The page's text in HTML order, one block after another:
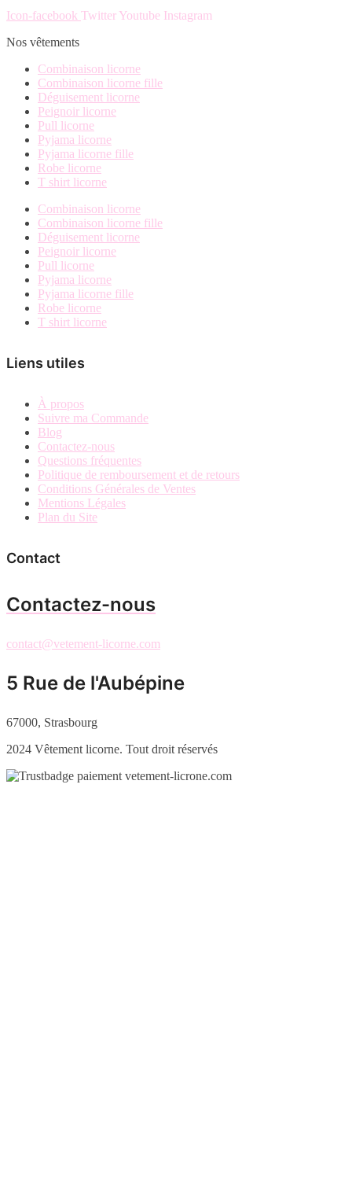
page
être
Icon-facebook Twitter Youtube Instagram
Nos vêtements
Combinaison licorne
Combinaison licorne fille
Déguisement licorne
Peignoir licorne
Pull licorne
Pyjama licorne
Pyjama licorne fille
Robe licorne
T shirt licorne
Combinaison licorne
Combinaison licorne fille
Déguisement licorne
Peignoir licorne
Pull licorne
Pyjama licorne
Pyjama licorne fille
Robe licorne
T shirt licorne
Liens utiles
À propos
Suivre ma Commande
Blog
Contactez-nous
Questions fréquentes
Politique de remboursement et de retours
Conditions Générales de Ventes
Mentions Légales
Plan du Site
Contact
Contactez-nous
contact@vetement-licorne.com
5 Rue de l'Aubépine
67000, Strasbourg
2024 Vêtement licorne. Tout droit réservés